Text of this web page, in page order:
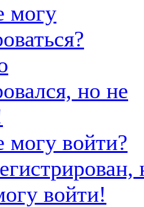
могу
но не
могу войти?
войти!